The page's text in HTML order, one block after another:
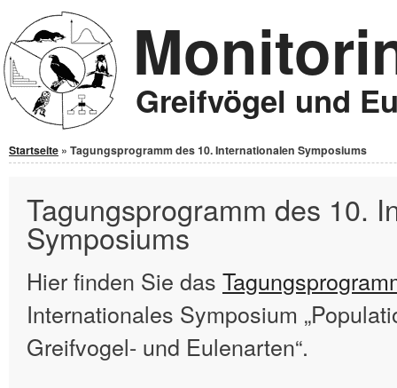
Jump to Content
Greifvögel und
Sie sind hier
Startseite » Tagungsprogramm des 10. Internationalen Symposiums
Tagungsprogramm des 10.
Symposiums
Hier finden Sie das
Internationales Symposium
Greifvogel- und Eulenarten“.